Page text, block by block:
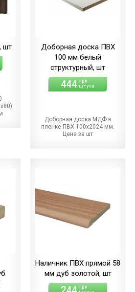
шт
Доборная доска ПВХ
100 мм белый
структурный, шт
444 грн
штука
Доборная доска МДФ в
пленке ПВХ 100х2024 мм.
Цена за шт
Наличник ПВХ прямой 58
мм дуб золотой, шт
грн